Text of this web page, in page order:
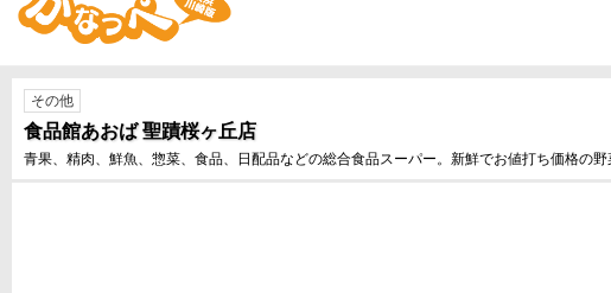
その他
食品館あおば 聖蹟桜ヶ丘店
青果、精肉、鮮魚、惣菜、食品、日配品などの総合食品スーパー。新鮮でお値打ち価格の野